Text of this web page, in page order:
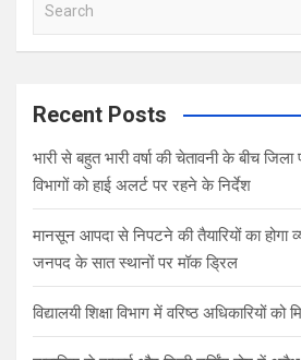
a
c
Recent Posts
भारी से बहुत भारी वर्षा की चेतावनी के बीच
विभागों को हाई अलर्ट पर रहने के निर्देश
मानसून आपदा से निपटने की तैयारियों का होगा
जनपद के सात स्थानों पर मॉक ड्रिल
विद्यालयी शिक्षा विभाग में वरिष्ठ अधिकारियों को